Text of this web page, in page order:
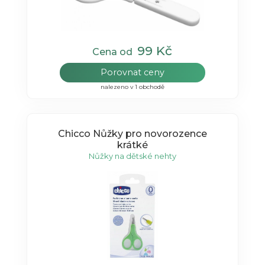
Cena od 99 Kč
Porovnat ceny
nalezeno v 1 obchodě
Chicco Nůžky pro novorozence
krátké
Nůžky na dětské nehty